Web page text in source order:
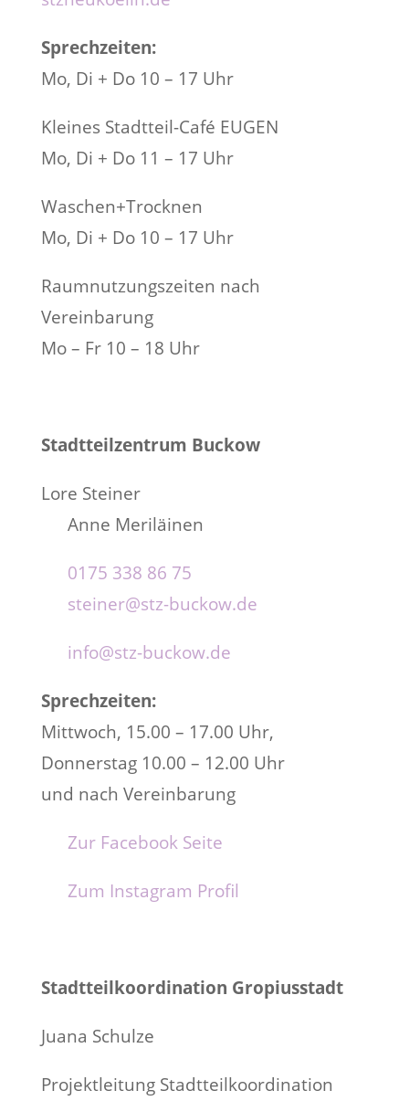
Sprechzeiten:
Mo, Di + Do 10 – 17 Uhr
Kleines Stadtteil-Café EUGEN
Mo, Di + Do 11 – 17 Uhr
Waschen+Trocknen
Mo, Di + Do 10 – 17 Uhr
Raumnutzungszeiten nach
Vereinbarung
Mo – Fr 10 – 18 Uhr
Stadtteilzentrum Buckow
Lore Steiner
Anne Meriläinen
0175 338 86 75
steiner@stz-buckow.de
info@stz-buckow.de
Sprechzeiten:
Mittwoch, 15.00 – 17.00 Uhr,
Donnerstag 10.00 – 12.00 Uhr
und nach Vereinbarung
Zur Facebook Seite
Zum Instagram Profil
Stadtteilkoordination Gropiusstadt
Juana Schulze
Projektleitung Stadtteilkoordination